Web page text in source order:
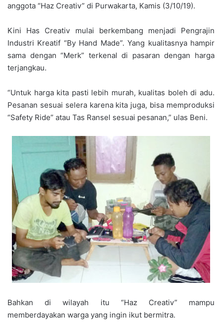
anggota “Haz Creativ” di Purwakarta, Kamis (3/10/19).
Kini Has Creativ mulai berkembang menjadi Pengrajin
Industri Kreatif “By Hand Made”. Yang kualitasnya hampir
sama dengan “Merk” terkenal di pasaran dengan harga
terjangkau.
“Untuk harga kita pasti lebih murah, kualitas boleh di adu.
Pesanan sesuai selera karena kita juga, bisa memproduksi
“Safety Ride” atau Tas Ransel sesuai pesanan,” ulas Beni.
Bahkan di wilayah itu “Haz Creativ” mampu
memberdayakan warga yang ingin ikut bermitra.